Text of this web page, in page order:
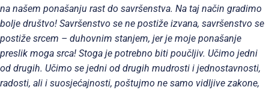
na našem ponašanju rast do savršenstva. Na taj način gradimo
bolje društvo! Savršenstvo se ne postiže izvana, savršenstvo se
postiže srcem – duhovnim stanjem, jer je moje ponašanje
preslik moga srca! Stoga je potrebno biti poučljiv. Učimo jedni
od drugih. Učimo se jedni od drugih mudrosti i jednostavnosti,
radosti, ali i suosjećajnosti, poštujmo ne samo vidljive zakone,